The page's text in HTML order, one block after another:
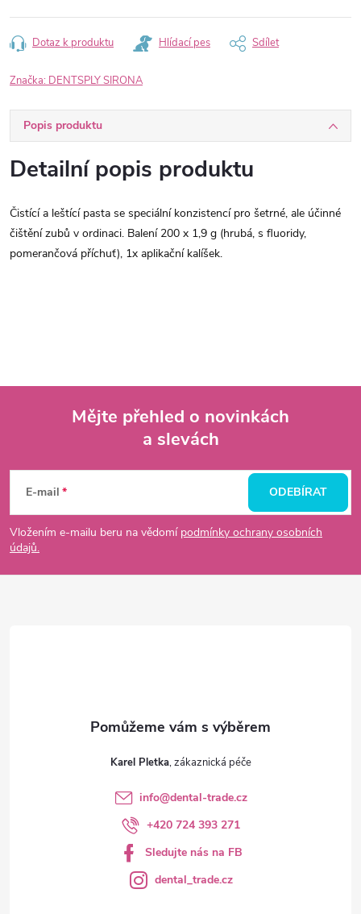
Dotaz k produktu Hlídací pes Sdílet
Značka: DENTSPLY SIRONA
Popis produktu
Detailní popis produktu
Čistící a leštící pasta se speciální konzistencí pro šetrné, ale účinné
čištění zubů v ordinaci. Balení 200 x 1,9 g (hrubá, s fluoridy,
pomerančová příchuť), 1x aplikační kalíšek.
p
a
Mějte přehled o novinkách
a slevách
E-mail
Vložením e-mailu beru na vědomí podmínky ochrany osobních
údajů.
ODEBÍRAT
Karel Pletka
info@dental-trade.cz
+420 724 393 271
Sledujte nás na FB
dental_trade.cz